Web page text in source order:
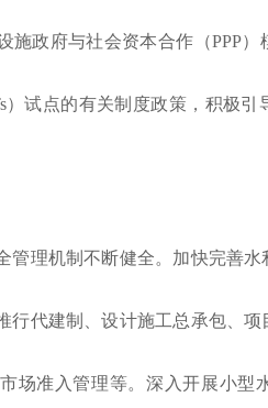
施政府与社会资本合作（PPP
）试点的有关制度政策，积极
理机制不断健全。加快完善水
行代建制、设计施工总承包、
场准入管理等。深入开展小型